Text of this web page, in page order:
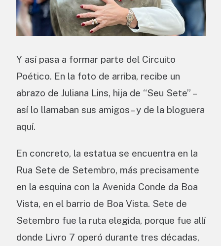
Y así pasa a formar parte del Circuito
Poético. En la foto de arriba, recibe un
abrazo de Juliana Lins, hija de “Seu Sete” –
así lo llamaban sus amigos– y de la bloguera
aquí.
En concreto, la estatua se encuentra en la
Rua Sete de Setembro, más precisamente
en la esquina con la Avenida Conde da Boa
Vista, en el barrio de Boa Vista. Sete de
Setembro fue la ruta elegida, porque fue allí
donde Livro 7 operó durante tres décadas,